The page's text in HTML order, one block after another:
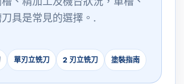
具是常見的選擇。.
單刃立铣刀 2 刃立铣刀 塗裝指南